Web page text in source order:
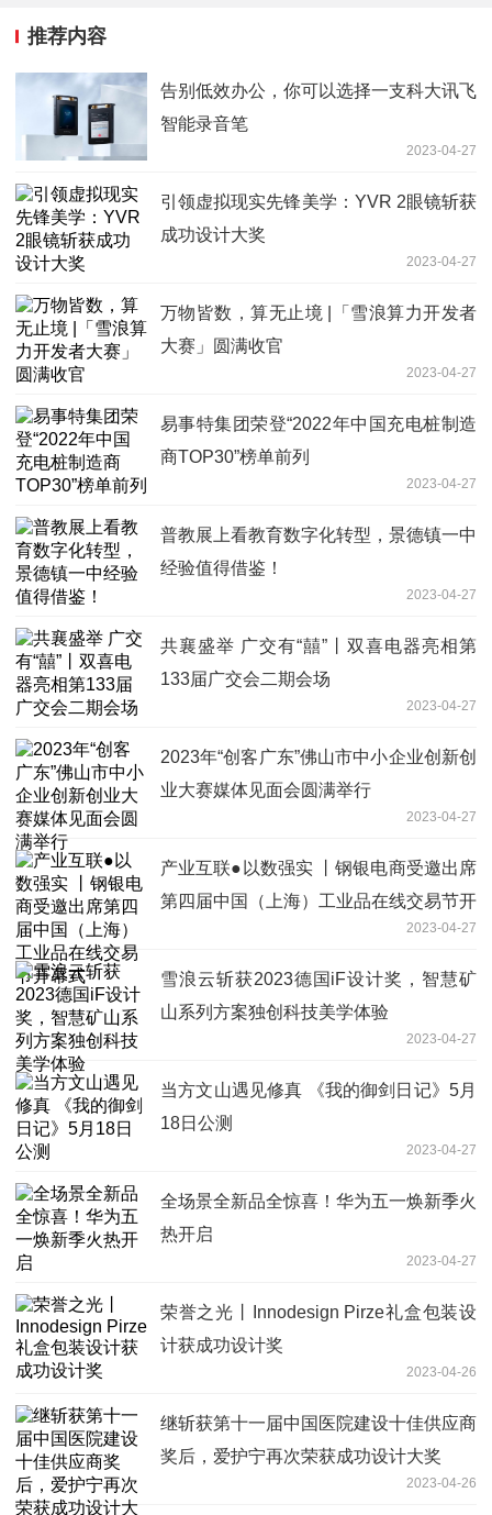
推荐内容
告别低效办公，你可以选择一支科大讯飞
智能录音笔
2023-04-27
引领虚拟现实先锋美学：YVR 2眼镜斩获
成功设计大奖
2023-04-27
万物皆数，算无止境 |「雪浪算力开发者
大赛」圆满收官
2023-04-27
易事特集团荣登“2022年中国充电桩制造
商TOP30”榜单前列
2023-04-27
普教展上看教育数字化转型，景德镇一中
经验值得借鉴！
2023-04-27
共襄盛举 广交有“囍”丨双喜电器亮相第
133届广交会二期会场
2023-04-27
2023年“创客广东”佛山市中小企业创新创
业大赛媒体见面会圆满举行
2023-04-27
产业互联●以数强实 丨钢银电商受邀出席
第四届中国（上海）工业品在线交易节开
2023-04-27
雪浪云斩获2023德国iF设计奖，智慧矿
山系列方案独创科技美学体验
2023-04-27
当方文山遇见修真 《我的御剑日记》5月
18日公测
2023-04-27
全场景全新品全惊喜！华为五一焕新季火
热开启
2023-04-27
荣誉之光丨Innodesign Pirze礼盒包装设
计获成功设计奖
2023-04-26
继斩获第十一届中国医院建设十佳供应商
奖后，爱护宁再次荣获成功设计大奖
2023-04-26